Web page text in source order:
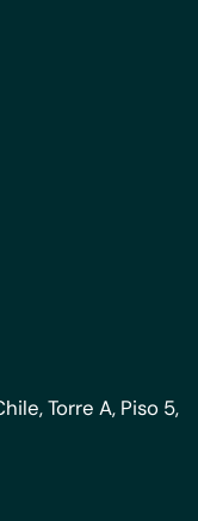
Torre A, Piso 5,